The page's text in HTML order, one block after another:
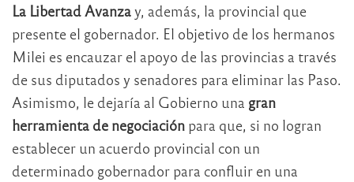
La Libertad Avanzay, además, la provincial que
presente el gobernador. El objetivo de los hermanos
Milei es encauzar el apoyo de las provincias a través
de sus diputados y senadores para eliminar las Paso.
Asimismo, le dejaría al Gobierno una gran
herramienta de negociación para que, si no logran
establecer un acuerdo provincial con un
determinado gobernador para confluir en una